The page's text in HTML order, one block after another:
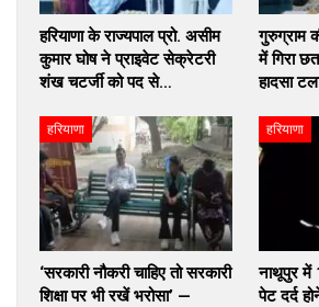
हरियाणा के राज्यपाल प्रो. असीम
कुमार घोष ने प्राइवेट सेक्रेटरी
शंख चटर्जी को पद से…
गुरुग्राम
में गिरा
हादसा
हरियाणा
‘सरकारी नौकरी चाहिए तो सरकारी
शिक्षा पर भी रखें भरोसा’ —
हरियाणा
नाथूपुर में
पेट दर्द